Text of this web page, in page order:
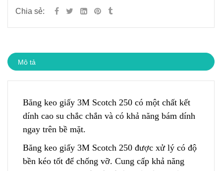
Chia sẻ:
Mô tả
Băng keo giấy 3M Scotch 250 có một chất kết
dính cao su chắc chắn và có khả năng bám dính
ngay trên bề mặt.
Băng keo giấy 3M Scotch 250 được xử lý có độ
bền kéo tốt để chống vỡ. Cung cấp khả năng